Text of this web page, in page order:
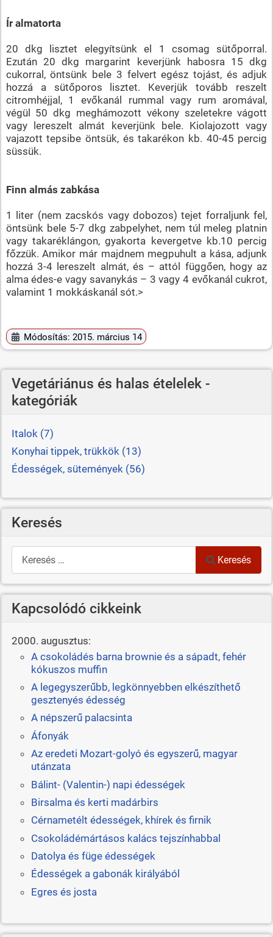
Ír almatorta
20 dkg lisztet elegyítsünk el 1 csomag sütőporral.
Ezután 20 dkg margarint keverjünk habosra 15 dkg
cukorral, öntsünk bele 3 felvert egész tojást, és adjuk
hozzá a sütőporos lisztet. Keverjük tovább reszelt
citromhéjjal, 1 evőkanál rummal vagy rum aromával,
végül 50 dkg meghámozott vékony szeletekre vágott
vagy lereszelt almát keverjünk bele. Kiolajozott vagy
vajazott tepsibe öntsük, és takarékon kb. 40-45 percig
süssük.
Finn almás zabkása
1 liter (nem zacskós vagy dobozos) tejet forraljunk fel,
öntsünk bele 5-7 dkg zabpelyhet, nem túl meleg platnin
vagy takaréklángon, gyakorta kevergetve kb.10 percig
főzzük. Amikor már majdnem megpuhult a kása, adjunk
hozzá 3-4 lereszelt almát, és – attól függően, hogy az
alma édes-e vagy savanykás – 3 vagy 4 evőkanál cukrot,
valamint 1 mokkáskanál sót.>
Módosítás: 2015. március 14
Vegetáriánus és halas ételelek -
kategóriák
Italok (7)
Konyhai tippek, trükkök (13)
Édességek, sütemények (56)
Keresés
Keresés
Keresés
Kapcsolódó cikkeink
2000. augusztus:
A csokoládés barna brownie és a sápadt, fehér
kókuszos muffin
A legegyszerűbb, legkönnyebben elkészíthető
gesztenyés édesség
A népszerű palacsinta
Áfonyák
Az eredeti Mozart-golyó és egyszerű, magyar
utánzata
Bálint- (Valentin-) napi édességek
Birsalma és kerti madárbirs
Cérnametélt édességek, khírek és firnik
Csokoládémártásos kalács tejszínhabbal
Datolya és füge édességek
Édességek a gabonák királyából
Egres és josta